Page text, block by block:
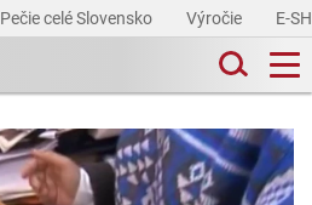
Pečie celé Slovensko Výročie E-